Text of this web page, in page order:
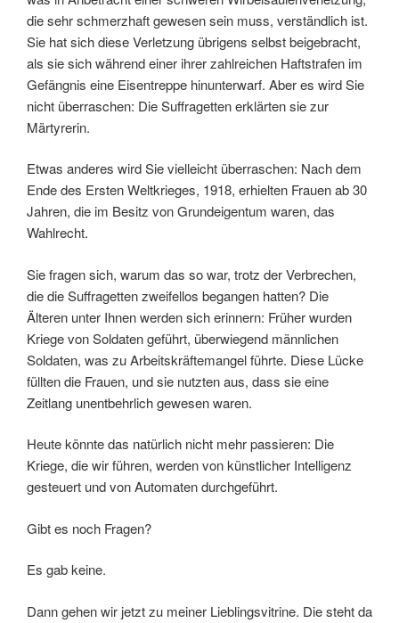
die sehr schmerzhaft gewesen sein muss, verständlich ist.
Sie hat sich diese Verletzung übrigens selbst beigebracht,
als sie sich während einer ihrer zahlreichen Haftstrafen im
Gefängnis eine Eisentreppe hinunterwarf. Aber es wird Sie
nicht überraschen: Die Suffragetten erklärten sie zur
Märtyrerin.
Etwas anderes wird Sie vielleicht überraschen: Nach dem
Ende des Ersten Weltkrieges, 1918, erhielten Frauen ab 30
Jahren, die im Besitz von Grundeigentum waren, das
Wahlrecht.
Sie fragen sich, warum das so war, trotz der Verbrechen,
die die Suffragetten zweifellos begangen hatten? Die
Älteren unter Ihnen werden sich erinnern: Früher wurden
Kriege von Soldaten geführt, überwiegend männlichen
Soldaten, was zu Arbeitskräftemangel führte. Diese Lücke
füllten die Frauen, und sie nutzten aus, dass sie eine
Zeitlang unentbehrlich gewesen waren.
Heute könnte das natürlich nicht mehr passieren: Die
Kriege, die wir führen, werden von künstlicher Intelligenz
gesteuert und von Automaten durchgeführt.
Gibt es noch Fragen?
Es gab keine.
Dann gehen wir jetzt zu meiner Lieblingsvitrine. Die steht da